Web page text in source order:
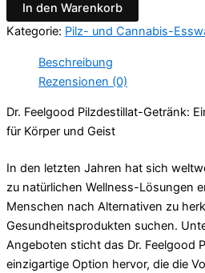
In den Warenkorb
Kategorie: Pilz- und Cannabis-
Beschreibung
Rezensionen (0)
Dr. Feelgood Pilzdestillat-Getränk:
für Körper und Geist
In den letzten Jahren hat sich
zu natürlichen Wellness-Lösungen
Menschen nach Alternativen zu
Gesundheitsprodukten suchen.
Angeboten sticht das Dr. Feelgood
einzigartige Option hervor, die die